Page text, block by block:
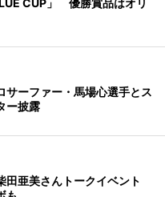
サーファー・馬場心選手とス
ー披露
田亜美さんトークイベント